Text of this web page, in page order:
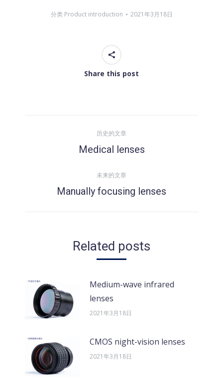
分类 Product introduction 2021年3月18日
Share this post
历史的文章
历
的
文
Medical lenses
未来的文章
未
章：
Manually focusing lenses
Related posts
Medium-wave infrared
lenses
2021年3月18日
CMOS night-vision lenses
2021年3月18日